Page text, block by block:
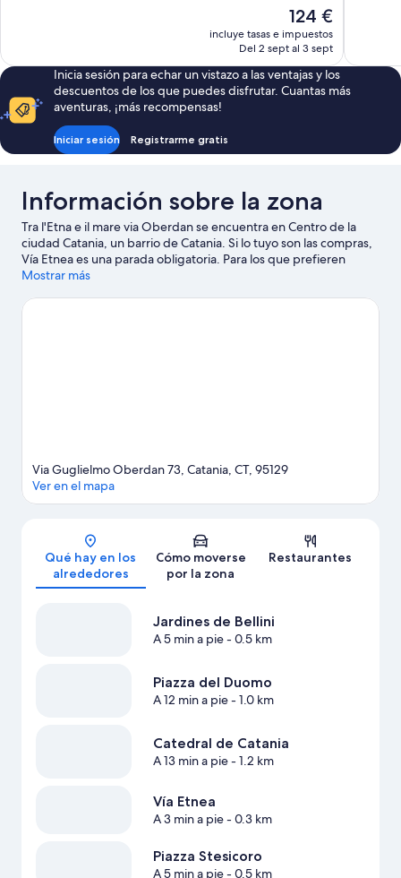
17 comentarios
El
precio
actual
de
124 €
124 €
incluye tasas e impuestos
Del 2 sept al 3 sept
Inicia sesión para echar un vistazo a las ventajas y los
descuentos de los que puedes disfrutar. Cuantas más
aventuras, ¡más recompensas!
Iniciar sesión Registrarme gratis
Información sobre la zona
Tra l'Etna e il mare via Oberdan se encuentra en Centro de la
ciudad Catania, un barrio de Catania. Si lo tuyo son las compras,
Vía Etnea es una parada obligatoria. Para los que prefieren
sumergirse en la naturaleza, Playa de Catania y Monte Etna son
especial? Puedes consultar el calendario de Estadio de Angelo
Mostrar más
Mapa
Via Guglielmo Oberdan 73, Catania, CT, 95129
Ver en el mapa
Qué hay en los
alrededores
Cómo moverse
por la zona
Restaurantes
Jardines de Bellini
A 5 min a pie- 0.5 km
Piazza del Duomo
A 12 min a pie- 1.0 km
Catedral de Catania
A 13 min a pie- 1.2 km
Vía Etnea
A 3 min a pie- 0.3 km
Piazza Stesicoro
A 5 min a pie- 0.5 km